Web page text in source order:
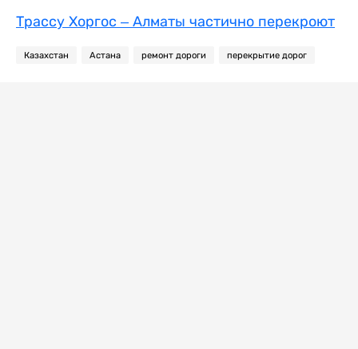
Трассу Хоргос – Алматы частично перекроют
Казахстан Астана ремонт дороги перекрытие дорог